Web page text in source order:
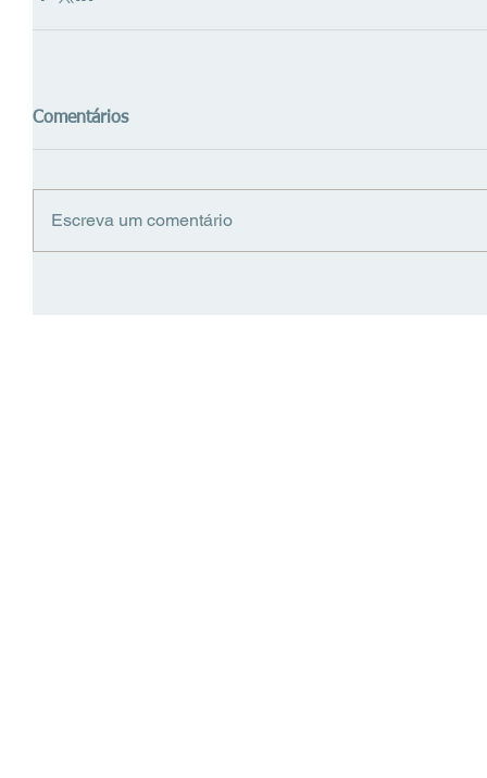
Comentários
Escreva um comentário